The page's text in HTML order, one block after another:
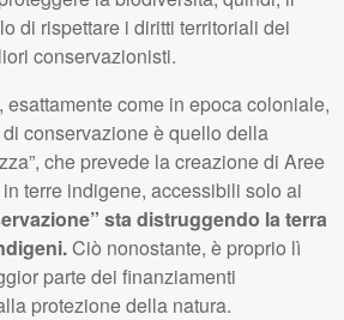
di rispettare i diritti territoriali dei
conservazionisti.
esattamente come in epoca coloniale,
conservazione è quello della
che prevede la creazione di Aree
terre indigene, accessibili solo ai
sta distruggendo la terra
Ciò nonostante, è proprio lì
parte dei finanziamenti
protezione della natura.